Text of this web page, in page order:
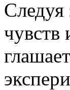
Следуя
чувств